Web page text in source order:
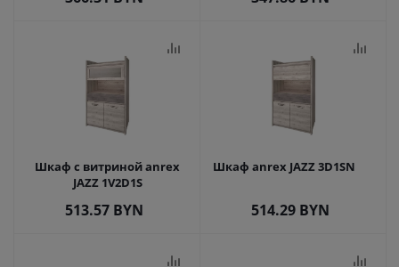
Шкаф с витриной anrex
JAZZ 1V2D1S
513.57 BYN
Шкаф anrex JAZZ 3D1SN
514.29 BYN